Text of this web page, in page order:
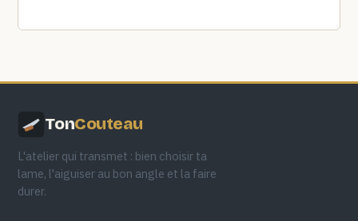
TonCouteau
L'atelier qui transmet : bien choisir ta
lame, l'aiguiser au bon angle et la faire
durer.